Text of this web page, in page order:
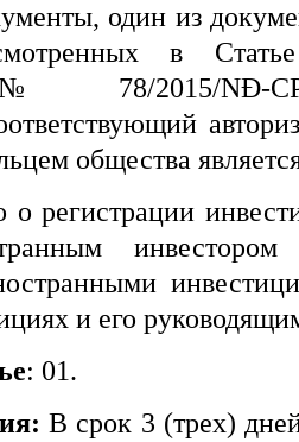
один из
в
№ 78/2015/NĐ-CP,
общества
о регистрации
и его
: 01.
В срок 3 (трех)